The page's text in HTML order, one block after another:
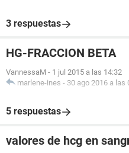
3 respuestas
HG-FRACCION BETA
VannessaM - 1 jul 2015 a las 14:32
marlene-ines - 30 ago 2016 a las
5 respuestas
valores de hcg en